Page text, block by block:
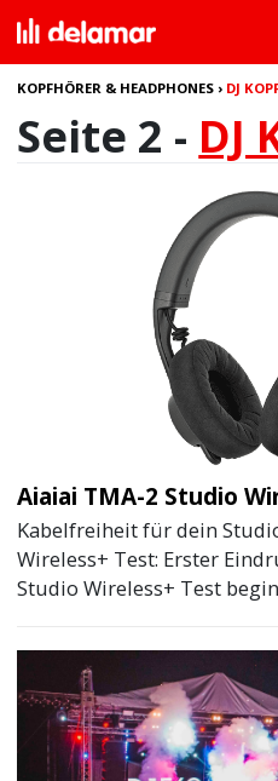
KOPFHÖRER & HEADPHONES › DJ
Seite 2 - DJ
Aiaiai TMA-2 Studio
Kabelfreiheit für dein
Wireless+ Test: Erster
Studio Wireless+ Test